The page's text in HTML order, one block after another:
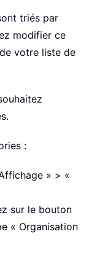
triés par
modifier ce
votre liste de
:
» > «
sur le bouton
« Organisation